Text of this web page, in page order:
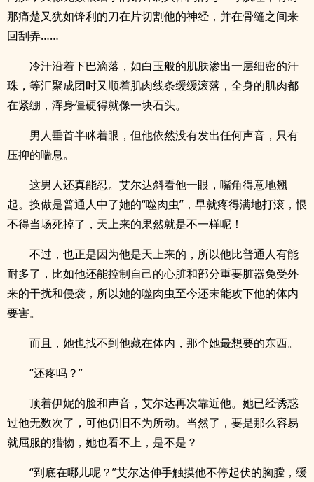
那痛楚又犹如锋利的刀在片切割他的神经，并在骨缝之间来
回刮弄……
冷汗沿着下巴滴落，如白玉般的肌肤渗出一层细密的汗
珠，等汇聚成团时又顺着肌肉线条缓缓滚落，全身的肌肉都
在紧绷，浑身僵硬得就像一块石头。
男人垂首半眯着眼，但他依然没有发出任何声音，只有
压抑的喘息。
这男人还真能忍。艾尔达斜看他一眼，嘴角得意地翘
起。换做是普通人中了她的“噬肉虫”，早就疼得满地打滚，恨
不得当场死掉了，天上来的果然就是不一样呢！
不过，也正是因为他是天上来的，所以他比普通人有能
耐多了，比如他还能控制自己的心脏和部分重要脏器免受外
来的干扰和侵袭，所以她的噬肉虫至今还未能攻下他的体内
要害。
而且，她也找不到他藏在体内，那个她最想要的东西。
“还疼吗？”
顶着伊妮的脸和声音，艾尔达再次靠近他。她已经诱惑
过他无数次了，可他仍旧不为所动。当然了，要是那么容易
就屈服的猎物，她也看不上，是不是？
“到底在哪儿呢？”艾尔达伸手触摸他不停起伏的胸膛，缓